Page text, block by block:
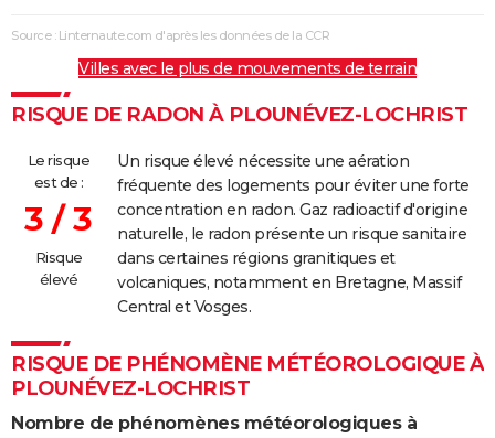
Source : Linternaute.com d'après les données de la CCR
Villes avec le plus de mouvements de terrain
RISQUE DE RADON À PLOUNÉVEZ-LOCHRIST
Le risque
est de :
3 / 3
Risque
élevé
Un risque élevé nécessite une aération
fréquente des logements pour éviter une forte
concentration en radon. Gaz radioactif d'origine
naturelle, le radon présente un risque sanitaire
dans certaines régions granitiques et
volcaniques, notamment en Bretagne, Massif
Central et Vosges.
RISQUE DE PHÉNOMÈNE MÉTÉOROLOGIQUE À
PLOUNÉVEZ-LOCHRIST
Nombre de phénomènes météorologiques à